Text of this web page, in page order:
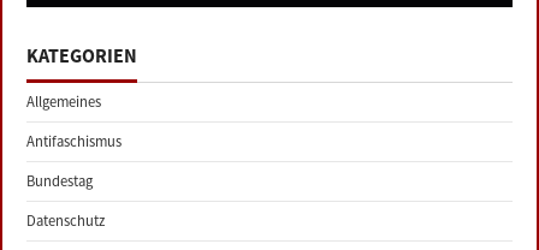
KATEGORIEN
Allgemeines
Antifaschismus
Bundestag
Datenschutz